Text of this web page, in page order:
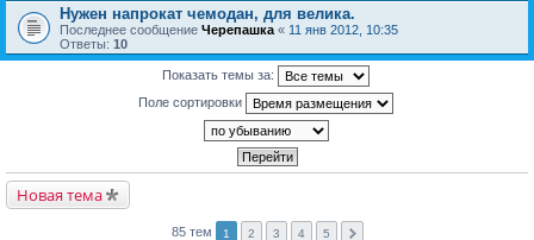
Нужен напрокат чемодан, для велика.
Последнее сообщение Черепашка « 11 янв 2012, 10:35
Ответы: 10
Показать темы за:
Поле сортировки
Новая тема
85 тем 1 2 3 4 5